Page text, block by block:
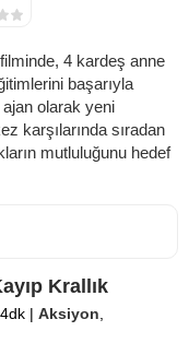
4 kardeş anne
başarıyla
olarak yeni
karşılarında sıradan
mutluluğunu hedef
Krallık
| Aksiyon